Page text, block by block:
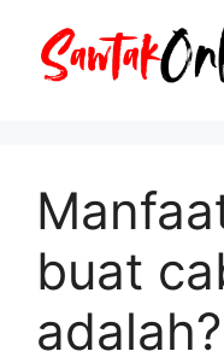
buat
adalah?